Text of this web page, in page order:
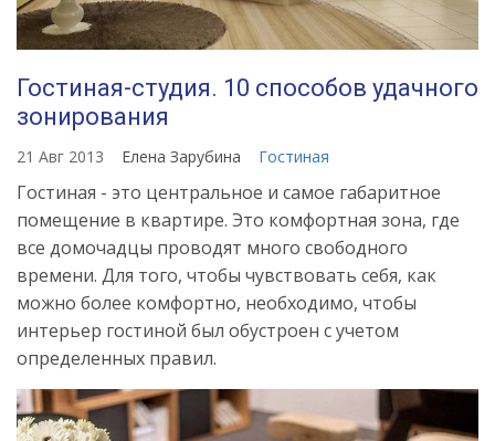
Гостиная-студия. 10 способов удачного
зонирования
21 Авг 2013 Елена Зарубина Гостиная
Гостиная - это центральное и самое габаритное
помещение в квартире. Это комфортная зона, где
все домочадцы проводят много свободного
времени. Для того, чтобы чувствовать себя, как
можно более комфортно, необходимо, чтобы
интерьер гостиной был обустроен с учетом
определенных правил.